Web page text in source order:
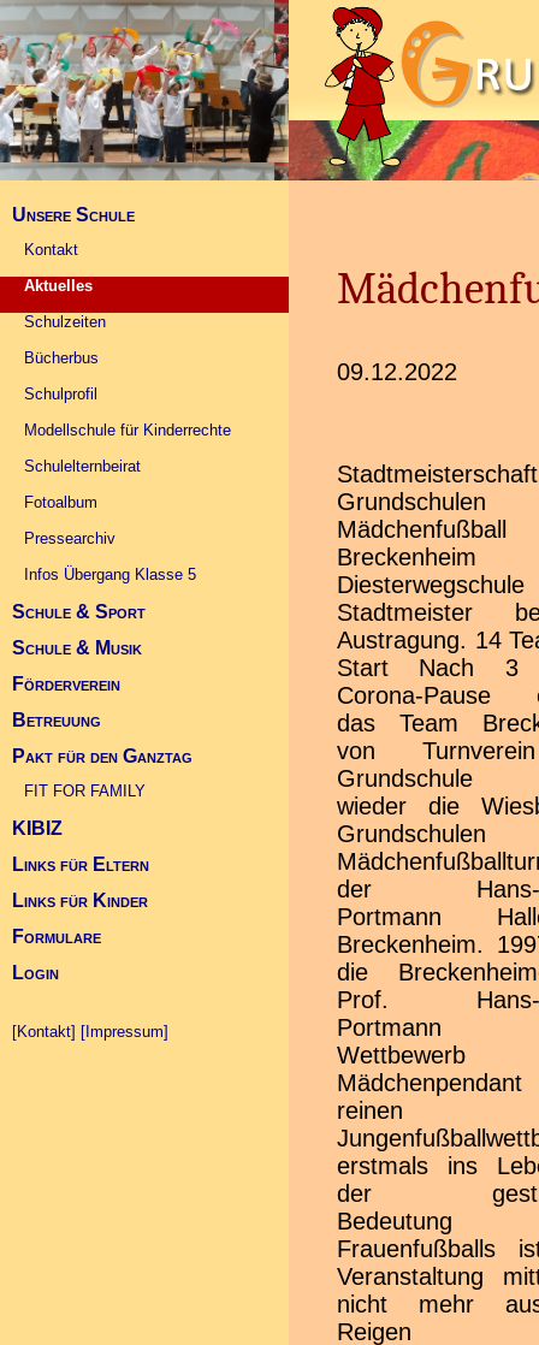
Unsere Schule
Kontakt
Aktuelles
Schulzeiten
Bücherbus
Schulprofil
Modellschule für Kinderrechte
Schulelternbeirat
Fotoalbum
Pressearchiv
Infos Übergang Klasse 5
Schule & Sport
Schulsportwettkämpfe
Deutscher Schulsportpreis 2010
Schule & Musik
Landeskonzert im Kurhaus 2010
Förderverein
Allgemein
Projekte
Betreuung
FIT FOR FAMILY (Link)
Kontakt Betreuung
Pakt für den Ganztag
FIT FOR FAMILY
KIBIZ
Links für Eltern
Links für Kinder
Formulare
Login
[Kontakt] [Impressum]
09.12.2022
Breckenheim
Stadtmeister
Austragung. 14
Start Nach 3 Jahren
Corona-Pause
das Team
von
Grundschule
wieder die
der Hans-
Portmann
Breckenheim.
die
Prof. Hans-
Portmann
reinen
erstmals ins
der
Frauenfußballs
Veranstaltung
nicht mehr
Reigen
während die
wurde. Die
der Grundschule
Breckenheim
nach ihren
Zwischenrunde, schied
dort nach
die Robert-
Schule aber
aus und
letztendlich den
Die fairen
wurden sehr
3
Theodor-
geleitet.
hatte die 3
in ihrer
aufliefen, ausgewählt, da
sie auch bereits
Rundenspiele
mussten sie
Erklärungsarbeit
hatten doch die